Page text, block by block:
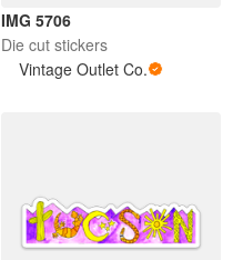
IMG 5706
Die cut stickers
Vintage Outlet Co.